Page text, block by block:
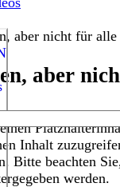
aber nicht für alle
aber
Inhalt
Bitte beachten
werden.